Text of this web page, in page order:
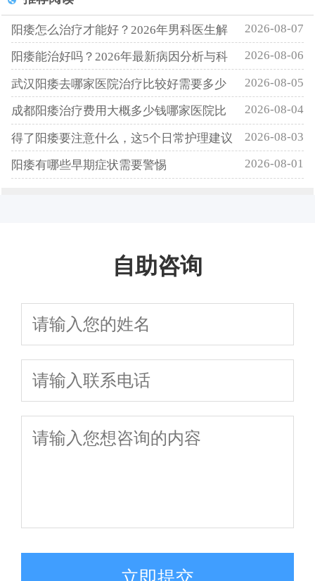
阳痿怎么治疗才能好？2026年男科医生解 2026-08-07
阳痿能治好吗？2026年最新病因分析与科 2026-08-06
武汉阳痿去哪家医院治疗比较好需要多少 2026-08-05
成都阳痿治疗费用大概多少钱哪家医院比 2026-08-04
得了阳痿要注意什么，这5个日常护理建议 2026-08-03
阳痿有哪些早期症状需要警惕 2026-08-01
自助咨询